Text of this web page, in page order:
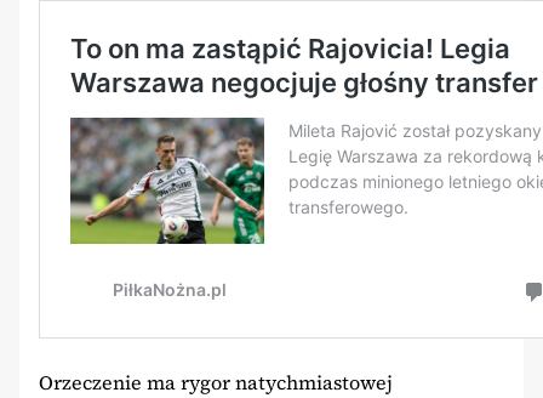
Orzeczenie ma rygor natychmiastowej